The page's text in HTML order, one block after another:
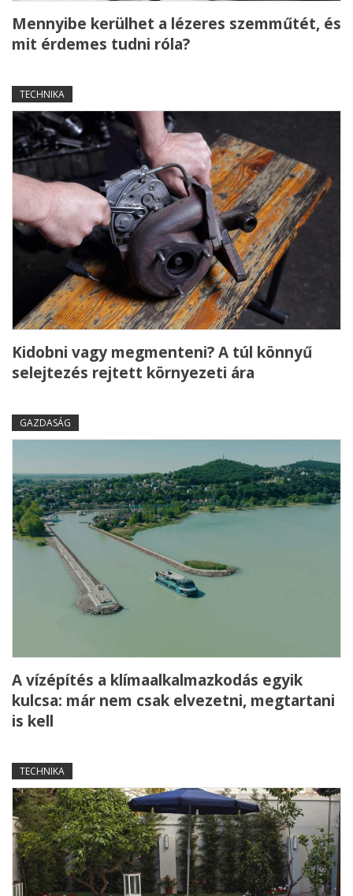
Mennyibe kerülhet a lézeres szemműtét, és
mit érdemes tudni róla?
TECHNIKA
Kidobni vagy megmenteni? A túl könnyű
selejtezés rejtett környezeti ára
GAZDASÁG
A vízépítés a klímaalkalmazkodás egyik
kulcsa: már nem csak elvezetni, megtartani
is kell
TECHNIKA